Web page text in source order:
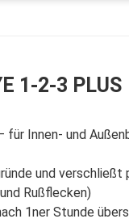
1-2-3 PLUS
für Innen- und
und verschließt
Rußflecken)
1ner Stunde